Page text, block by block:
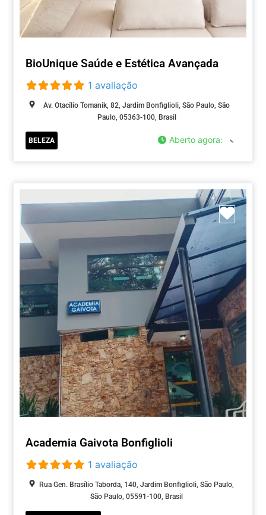
BioUnique Saúde e Estética Avançada
1 avaliação
Av. Otacílio Tomanik, 82, Jardim Bonfiglioli, São Paulo, São
Paulo, 05363-100, Brasil
BELEZA Aberto agora:
Academia Gaivota Bonfiglioli
1 avaliação
Rua Gen. Brasílio Taborda, 140, Jardim Bonfiglioli, São Paulo,
São Paulo, 05591-100, Brasil